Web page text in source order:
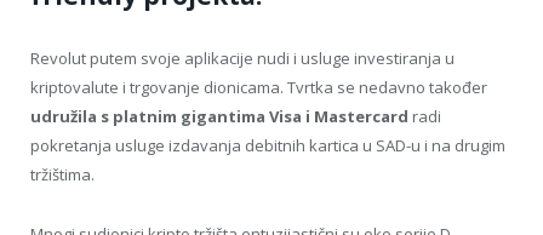
Revolut putem svoje aplikacije nudi i usluge investiranja u
kriptovalute i trgovanje dionicama. Tvrtka se nedavno također
udružila s platnim gigantima Visa i Mastercard radi
pokretanja usluge izdavanja debitnih kartica u SAD-u i na drugim
tržištima.